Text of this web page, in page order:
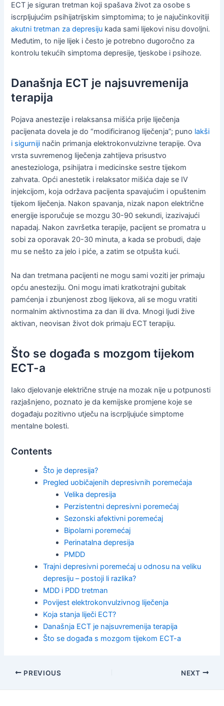
ECT je siguran tretman koji spašava život za osobe s
iscrpljujućim psihijatrijskim simptomima; to je najučinkovitiji
akutni tretman za depresiju kada sami lijekovi nisu dovoljni.
Međutim, to nije lijek i često je potrebno dugoročno za
kontrolu tekućih simptoma depresije, tjeskobe i psihoze.
Današnja ECT je najsuvremenija
terapija
Pojava anestezije i relaksansa mišića prije liječenja
pacijenata dovela je do “modificiranog liječenja”; puno lakši
i sigurniji način primanja elektrokonvulzivne terapije. Ova
vrsta suvremenog liječenja zahtijeva prisustvo
anesteziologa, psihijatra i medicinske sestre tijekom
zahvata. Opći anestetik i relaksator mišića daje se IV
injekcijom, koja održava pacijenta spavajućim i opuštenim
tijekom liječenja. Nakon spavanja, nizak napon električne
energije isporučuje se mozgu 30-90 sekundi, izazivajući
napadaj. Nakon završetka terapije, pacijent se promatra u
sobi za oporavak 20-30 minuta, a kada se probudi, daje
mu se nešto za jelo i piće, a zatim se otpušta kući.
Na dan tretmana pacijenti ne mogu sami voziti jer primaju
opću anesteziju. Oni mogu imati kratkotrajni gubitak
pamćenja i zbunjenost zbog lijekova, ali se mogu vratiti
normalnim aktivnostima za dan ili dva. Mnogi ljudi žive
aktivan, neovisan život dok primaju ECT terapiju.
Što se događa s mozgom tijekom
ECT-a
Iako djelovanje električne struje na mozak nije u potpunosti
razjašnjeno, poznato je da kemijske promjene koje se
događaju pozitivno utječu na iscrpljujuće simptome
mentalne bolesti.
Contents
Što je depresija?
Pregled uobičajenih depresivnih poremećaja
Velika depresija
Perzistentni depresivni poremećaj
Sezonski afektivni poremećaj
Bipolarni poremećaj
Perinatalna depresija
PMDD
Trajni depresivni poremećaj u odnosu na veliku
depresiju – postoji li razlika?
MDD i PDD tretman
Povijest elektrokonvulzivnog liječenja
Koja stanja liječi ECT?
Današnja ECT je najsuvremenija terapija
Što se događa s mozgom tijekom ECT-a
Post
PREVIOUS NEXT